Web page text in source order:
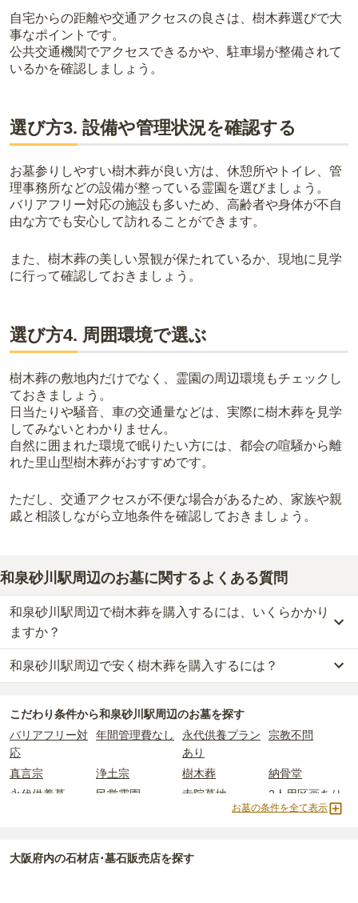
自宅からの距離や交通アクセスの良さは、樹木葬選びで大
事なポイントです。
公共交通機関でアクセスできるかや、駐車場が整備されて
いるかを確認しましょう。
選び方3. 設備や管理状況を確認する
お墓参りしやすい樹木葬が良い方は、休憩所やトイレ、管
理事務所などの設備が整っている霊園を選びましょう。
バリアフリー対応の施設も多いため、高齢者や身体が不自
由な方でも安心して訪れることができます。
また、樹木葬の美しい景観が保たれているか、現地に見学
に行って確認しておきましょう。
選び方4. 周囲環境で選ぶ
樹木葬の敷地内だけでなく、霊園の周辺環境もチェックし
ておきましょう。
日当たりや騒音、車の交通量などは、実際に樹木葬を見学
してみないとわかりません。
自然に囲まれた環境で眠りたい方には、都会の喧騒から離
れた里山型樹木葬がおすすめです。
ただし、交通アクセスが不便な場合があるため、家族や親
戚と相談しながら立地条件を確認しておきましょう。
和泉砂川駅周辺のお墓に関するよくある質問
和泉砂川駅周辺で樹木葬を購入するには、いくらかかり
ますか？
和泉砂川駅周辺での購入費用の目安は、樹木葬が約75万円
です。
樹木葬・納骨堂・永代供養墓は、基本的に墓石代がかからず、永代
なお、お墓によっては以下の費用が別途かかる場合があります。
・
：お墓を新しく建てた際に行う儀式のための費
用。僧侶に渡すお布施がかかります。
・納骨式の費用
：お墓に遺骨を納める儀式のための費用。僧侶に渡
和泉砂川駅周辺で安く樹木葬を購入するには？
クの樹木葬で、45万円からお求めいただけます。
一般的に最も費用を抑えられるのは、他の方のご遺骨と一緒に埋葬
する
と呼ばれるタイプです。個別のお墓に
比べて省スペースで管理の手間がかからないため、費用が安く設定
されています。
価格の目安は、1名あたり5万円〜30万円程度です。
び替えてお墓を探すのがおすすめです。
こだわり条件から和泉砂川駅周辺のお墓を探す
バリアフリー対
応
年間管理費なし
永代供養プラン
あり
宗教不問
真言宗 浄土宗 樹木葬
納骨堂
永代供養墓
民営霊園 寺院墓地 2人用区画あり
お墓の条件を全て表示
大阪府内の石材店･墓石販売店を探す